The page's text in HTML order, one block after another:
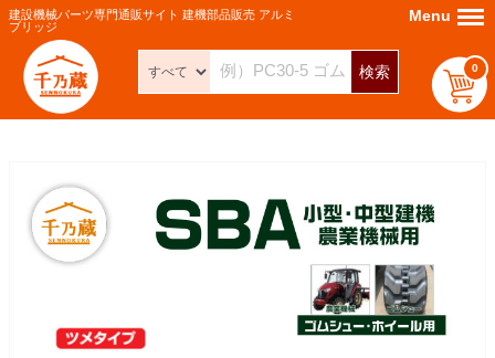
建設機械パーツ専門通販サイト 建機部品販売 アルミ
ブリッジ
検索 0
Menu Menu